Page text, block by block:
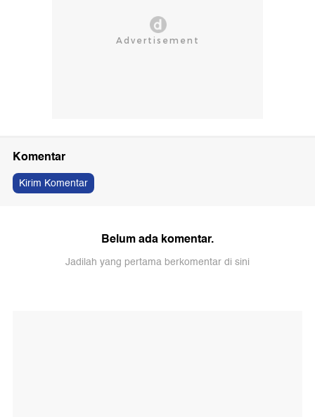
Komentar
Kirim Komentar
Belum ada komentar.
Jadilah yang pertama berkomentar di sini